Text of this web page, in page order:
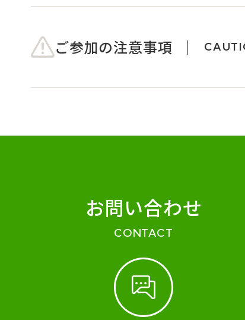
ご参加の注意事項
お問い合わせ
CONTACT